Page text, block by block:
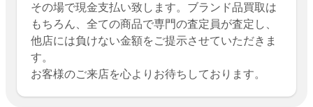
その場で現金支払い致します。ブランド品買取は
もちろん、全ての商品で専門の査定員が査定し、
他店には負けない金額をご提示させていただきま
す。
お客様のご来店を心よりお待ちしております。